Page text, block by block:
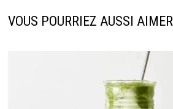
VOUS POURRIEZ AUSSI AIMER